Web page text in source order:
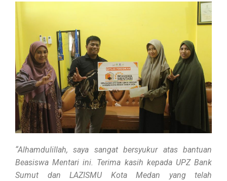
“Alhamdulillah, saya sangat bersyukur atas bantuan
Beasiswa Mentari ini. Terima kasih kepada UPZ Bank
Sumut dan LAZISMU Kota Medan yang telah